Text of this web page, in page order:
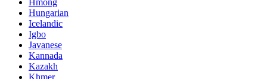
Hungarian
Icelandic
Igbo
Javanese
Kannada
Kazakh
Khmer